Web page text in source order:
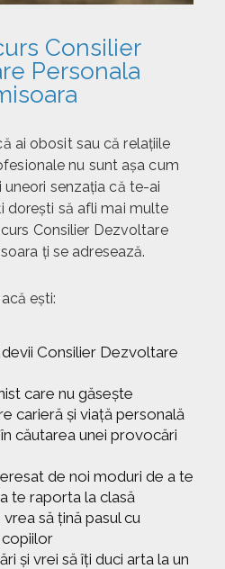
Consilier
Personala
ai obosit sau că relațiile
nu sunt așa cum
uneori senzația că te-ai
dorești să afli mai multe
Consilier Dezvoltare
ți se adresează.
ești:
Consilier Dezvoltare
care nu găsește
carieră și viață personală
căutarea unei provocări
de noi moduri de a te
te raporta la clasă
să țină pasul cu
și vrei să îți duci arta la un